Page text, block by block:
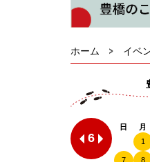
ホーム イベ
6
日 月
1
7 8